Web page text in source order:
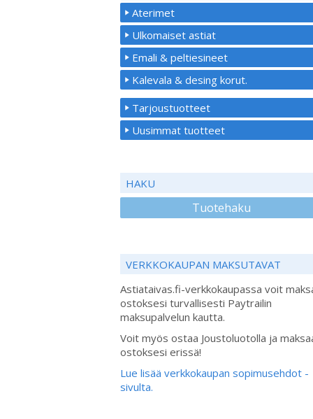
Aterimet
Ulkomaiset astiat
Emali & peltiesineet
Kalevala & desing korut.
Tarjoustuotteet
Uusimmat tuotteet
HAKU
Tuotehaku
VERKKOKAUPAN MAKSUTAVAT
Astiataivas.fi-verkkokaupassa voit
ostoksesi turvallisesti Paytrailin
maksupalvelun kautta.
Voit myös ostaa Joustoluotolla ja
ostoksesi erissä!
Lue lisää verkkokaupan sopimusehdot -
sivulta.